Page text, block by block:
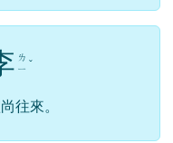
ㄌ
ㄧ ˇ
往來。